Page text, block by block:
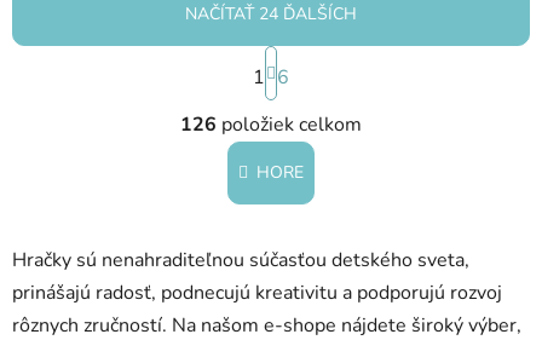
O
v
l
á
d
c
i
e
NAČÍTAŤ 24 ĎALŠÍCH
S
t
r
á
n
k
n
i
e
1 6
126 položiek celkom
HORE
Hračky sú nenahraditeľnou súčasťou detského sveta,
prinášajú radosť, podnecujú kreativitu a podporujú rozvoj
rôznych zručností. Na našom e-shope nájdete široký výber,